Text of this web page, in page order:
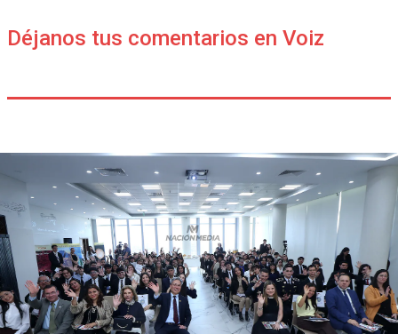
Déjanos tus comentarios en Voiz